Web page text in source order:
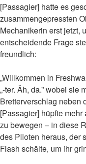
[Passagier] hatte es
zusammengepressten
Mechanikerin erst jetzt,
entscheidende Frage
freundlich:
„Willkommen in
„-ter. Äh, da.” wobei sie
Bretterverschlag neben
[Passagier] hüpfte
zu bewegen – in diese
des Piloten heraus, der
Flash schälte, um ihr